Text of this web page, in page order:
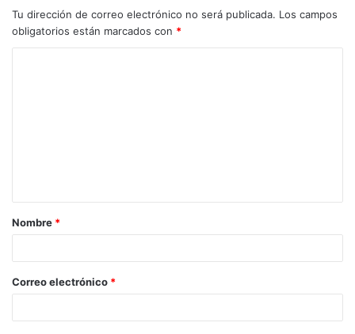
Tu dirección de correo electrónico no será publicada. Los campos
obligatorios están marcados con *
Nombre *
Correo electrónico *